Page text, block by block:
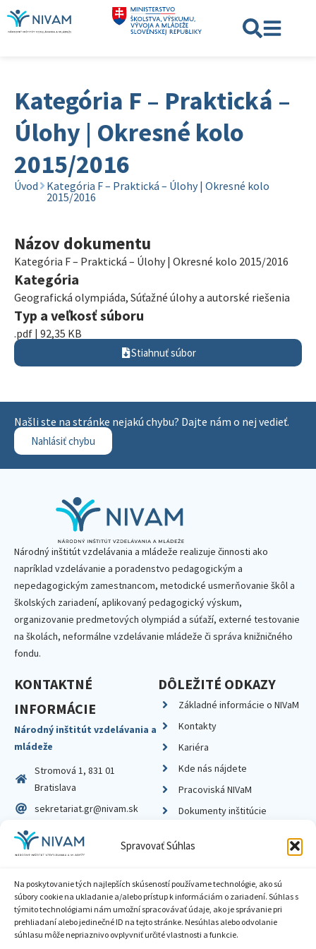
Spravovať Súhlas
Na poskytovanie tých najlepších skúseností používame technológie, ako sú
súbory cookie na ukladanie a/alebo prístup k informáciám o zariadení. Súhlas s
týmito technológiami nám umožní spracovávať údaje, ako je správanie pri
prehliadaní alebo jedinečné ID na tejto stránke. Nesúhlas alebo odvolanie
súhlasu môže nepriaznivo ovplyvniť určité vlastnosti a funkcie.
Kategória F – Praktická –
Úlohy | Okresné kolo
2015/2016
Úvod
Kategória F – Praktická – Úlohy | Okresné kolo
2015/2016
Názov dokumentu
Kategória F – Praktická – Úlohy | Okresné kolo 2015/2016
Kategória
Geografická olympiáda, Súťažné úlohy a autorské riešenia
Typ a veľkosť súboru
.pdf | 92,35 KB
Stiahnuť súbor
Našli ste na stránke nejakú chybu? Dajte nám o nej vedieť.
Nahlásiť chybu
Národný inštitút vzdelávania a mládeže realizuje činnosti ako
napríklad vzdelávanie a poradenstvo pedagogickým a
nepedagogickým zamestnancom, metodické usmerňovanie škôl a
školských zariadení, aplikovaný pedagogický výskum,
organizovanie predmetových olympiád a súťaží, externé testovanie
na školách, neformálne vzdelávanie mládeže či správa knižničného
fondu.
KONTAKTNÉ
INFORMÁCIE
Národný inštitút vzdelávania a
mládeže
Stromová 1, 831 01
Bratislava
sekretariat.gr@nivam.sk
IČO: 00164348
DIČ: 2020798714
DÔLEŽITÉ ODKAZY
Základné informácie o NIVaM
Kontakty
Kariéra
Kde nás nájdete
Pracoviská NIVaM
Dokumenty inštitúcie
Zásady ochrany súkromia